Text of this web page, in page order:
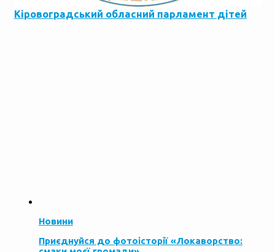
Кіровоградський обласний парламент дітей
Новини
Приєднуйся до фотоісторії «Локаворство: